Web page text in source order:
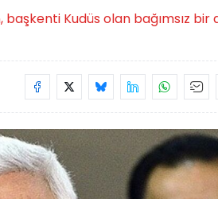
başkenti Kudüs olan bağımsız bir